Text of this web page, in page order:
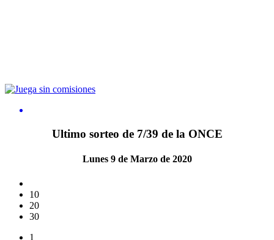
Ultimo sorteo de 7/39 de la ONCE
Lunes 9 de Marzo de 2020
10
20
30
1